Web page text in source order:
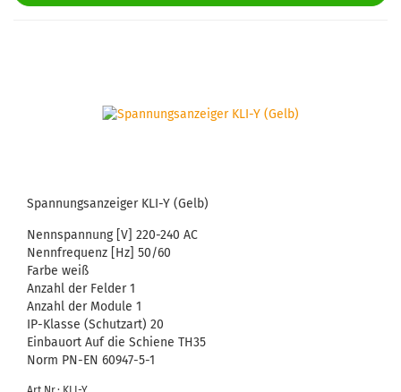
Span­nungs­an­zei­ger KLI-Y (Gelb)
Nenn­span­nung [V] 220-​240 AC
Nenn­fre­quenz [Hz] 50/60
Farbe weiß
An­zahl der Fel­der 1
An­zahl der Mo­du­le 1
IP-​Klasse (Schutz­art) 20
Ein­bau­ort Auf die Schie­ne TH35
Norm PN-EN 60947-​5-1